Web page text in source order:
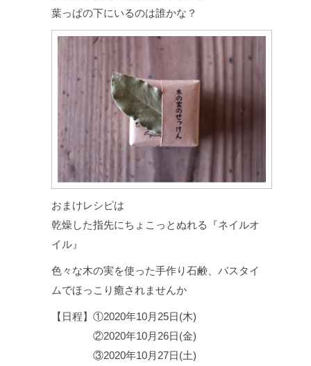
葉っぱの下にいるのは誰かな？
おまけレシピは
乾燥した指先にちょこっとぬれる『ネイルオ
イル』
色々な木の実を使った手作り石鹸、バスタイ
ムでほっこり癒されませんか
【日程】①2020年10月25日(木)
②2020年10月26日(金)
③2020年10月27日(土)